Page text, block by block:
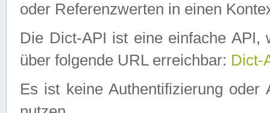
oder Referenzwerten in einen
Die Dict-API ist eine einfache API,
über folgende URL erreichbar: Dict-
Es ist keine Authentifizierung